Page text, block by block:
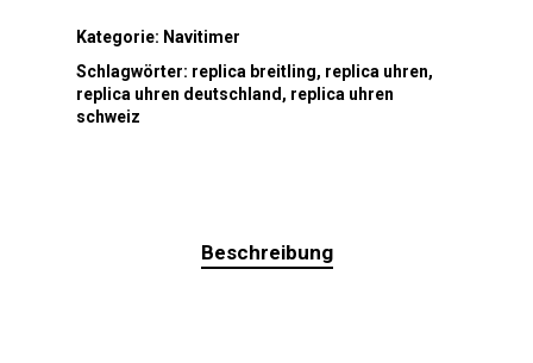
Kategorie: Navitimer
Schlagwörter: replica breitling, replica uhren,
replica uhren deutschland , replica uhren
schweiz
Beschreibung